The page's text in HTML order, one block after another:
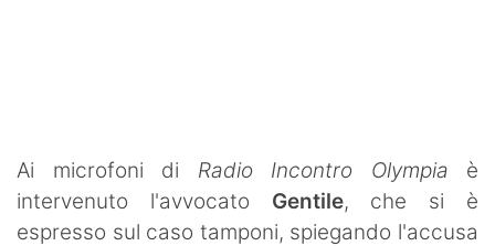
Ai microfoni di Radio Incontro Olympia è
intervenuto l'avvocato Gentile, che si è
espresso sul caso tamponi, spiegando l'accusa